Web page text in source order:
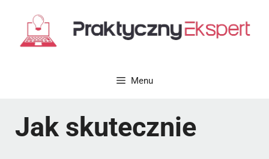
Menu
Jak skutecznie